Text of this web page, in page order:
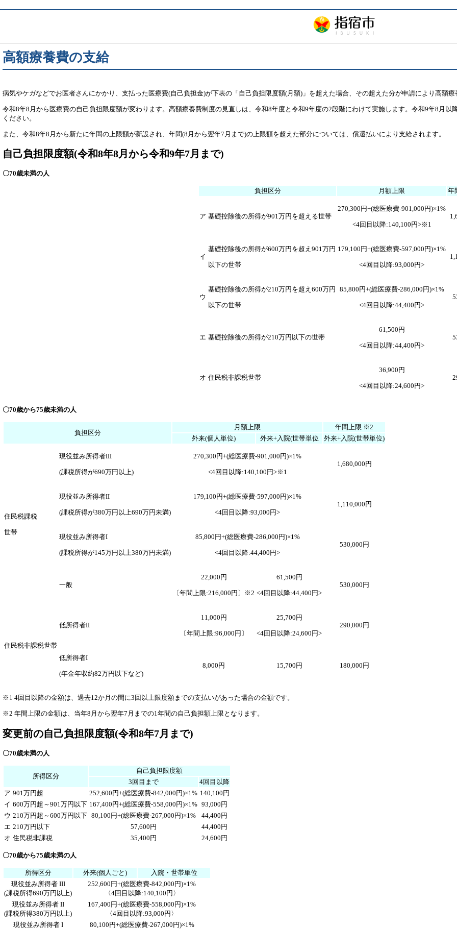
高額療養費の支給
病気やケガなどでお医者さんにかかり、支払った医療費(自己負担金)が下表の「自己負担限度額(月額)」を超えた場合、その超えた分が申請により高額療
令和8年8月から医療費の自己負担限度額が変わります。高額療養費制度の見直しは、令和8年度と令和9年度の2段階にわけて実施します。令和9年8月以
ください。
また、令和8年8月から新たに年間の上限額が新設され、年間(8月から翌年7月まで)の上限額を超えた部分については、償還払いにより支給されます。
自己負担限度額(令和8年8月から令和9年7月まで)
〇70歳未満の人
負担区分 月額上限 年
ア 基礎控除後の所得が901万円を超える世帯
270,300円+(総医療費-901,000円)×1%
<4回目以降:140,100円>※1
イ
基礎控除後の所得が600万円を超え901万円
以下の世帯
179,100円+(総医療費-597,000円)×1%
<4回目以降:93,000円>
ウ
基礎控除後の所得が210万円を超え600万円
以下の世帯
85,800円+(総医療費-286,000円)×1%
<4回目以降:44,400円>
エ 基礎控除後の所得が210万円以下の世帯
61,500円
<4回目以降:44,400円>
オ 住民税非課税世帯
36,900円
<4回目以降:24,600円>
〇70歳から75歳未満の人
負担区分
月額上限
年間上限 ※2
外来(個人単位)
外来+入院(世帯単位 外来+入院(世帯単位)
住民税課税
世帯
現役並み所得者III
(課税所得が690万円以上)
270,300円+(総医療費-901,000円)×1%
<4回目以降:140,100円>※1
1,680,000円
現役並み所得者II
(課税所得が380万円以上690万円未満)
179,100円+(総医療費-597,000円)×1%
<4回目以降:93,000円>
1,110,000円
現役並み所得者I
(課税所得が145万円以上380万円未満)
85,800円+(総医療費-286,000円)×1%
<4回目以降:44,400円>
530,000円
一般
22,000円
〔年間上限:216,000円〕※2
61,500円
<4回目以降:44,400円>
530,000円
住民税非課税世帯
低所得者II
11,000円
〔年間上限:96,000円〕
25,700円
<4回目以降:24,600円>
290,000円
低所得者I
(年金年収約82万円以下など)
8,000円 15,700円 180,000円
※1 4回目以降の金額は、過去12か月の間に3回以上限度額までの支払いがあった場合の金額です。
※2 年間上限の金額は、当年8月から翌年7月までの1年間の自己負担額上限となります。
変更前の自己負担限度額(令和8年7月まで)
〇70歳未満の人
所得区分
自己負担限度額
3回目まで
4回目以降
ア 901万円超 252,600円+(総医療費-842,000円)×1% 140,100円
イ 600万円超～901万円以下 167,400円+(総医療費-558,000円)×1% 93,000円
ウ 210万円超～600万円以下 80,100円+(総医療費-267,000円)×1%
44,400円
エ 210万円以下 57,600円
44,400円
オ 住民税非課税 35,400円 24,600円
〇70歳から75歳未満の人
所得区分 外来(個人ごと)
入院・世帯単位
現役並み所得者 III
(課税所得690万円以上)
252,600円+(総医療費-842,000円)×1%
〈4回目以降:140,100円〉
現役並み所得者 II
(課税所得380万円以上)
167,400円+(総医療費-558,000円)×1%
〈4回目以降:93,000円〉
現役並み所得者 I
80,100円+(総医療費-267,000円)×1%